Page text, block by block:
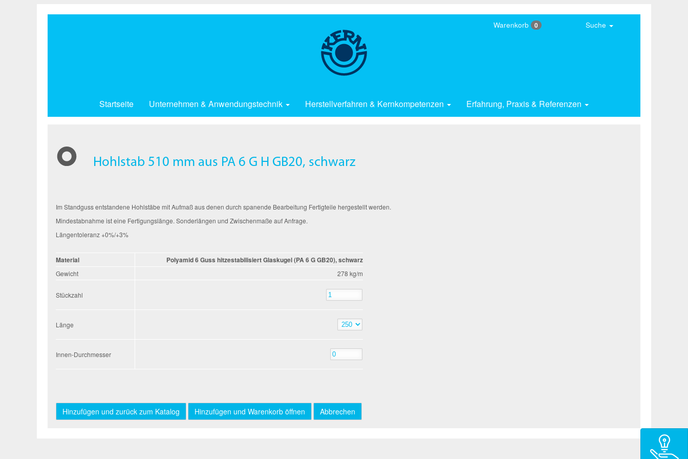
Startseite Unternehmen & Anwendungstechnik Herstellverfahren & Kernkompetenzen Erfahrung, Praxis & Referenzen
Warenkorb 0 Suche
Hohlstab 510 mm aus PA 6 G H GB20, schwarz
Im Standguss entstandene Hohlstäbe mit Aufmaß aus denen durch spanende Bearbeitung Fertigteile hergestellt werden.
Mindestabnahme ist eine Fertigungslänge. Sonderlängen und Zwischenmaße auf Anfrage.
Längentoleranz +0%/+3%
Material Polyamid 6 Guss hitzestabilisiert Glaskugel (PA 6 G GB20), schwarz
Gewicht 278 kg/m
Stückzahl
Länge
Innen-Durchmesser